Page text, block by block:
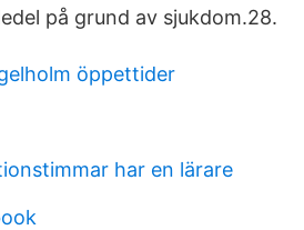
på grund av sjukdom.28.
öppettider
har en lärare